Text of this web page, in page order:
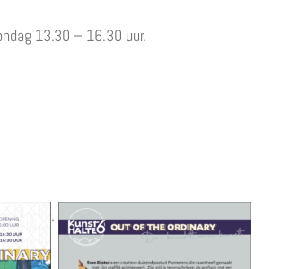
13.30 – 16.30 uur.
.